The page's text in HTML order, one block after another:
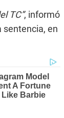
TC”, informó
sentencia, en